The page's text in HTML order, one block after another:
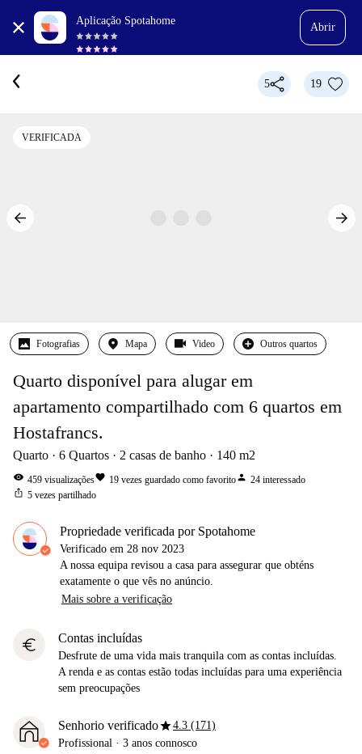
Aplicação Spotahome
Abrir
5 19
VERIFICADA
Fotografias Mapa Video Outros quartos
Quarto disponível para alugar em
apartamento compartilhado com 6 quartos em
Hostafrancs.
Quarto 6 Quartos 2 casas de banho 140 m2
visibility 459 visualizaçõesfavorite 19 vezes guardado como favoritoperson 24 interessado
ios_share 5 vezes partilhado
Propriedade verificada por Spotahome
Verificado em 28 nov 2023
A nossa equipa revisou a casa para assegurar que obténs
exatamente o que vês no anúncio.
Mais sobre a verificação
euro Contas incluídas
Desfrute de uma vida mais tranquila com as contas incluídas.
A renda e as contas estão todas incluídas para uma experiência
sem preocupações
Senhorio verificadostar4.3 (171)
Profissional · 3 anos connosco